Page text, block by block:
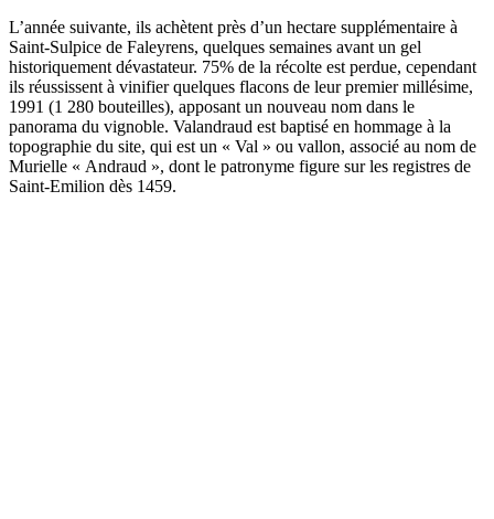
L’année suivante, ils achètent près d’un hectare supplémentaire à
Saint-Sulpice de Faleyrens, quelques semaines avant un gel
historiquement dévastateur. 75% de la récolte est perdue, cependant
ils réussissent à vinifier quelques flacons de leur premier millésime,
1991 (1 280 bouteilles), apposant un nouveau nom dans le
panorama du vignoble. Valandraud est baptisé en hommage à la
topographie du site, qui est un « Val » ou vallon, associé au nom de
Murielle « Andraud », dont le patronyme figure sur les registres de
Saint-Emilion dès 1459.